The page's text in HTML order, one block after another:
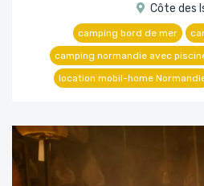
Côte des
camping bord de mer
camping normandie avec
location mobil-home